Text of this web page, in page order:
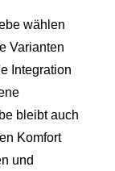
wählen
Varianten
Integration
bleibt auch
Komfort
und